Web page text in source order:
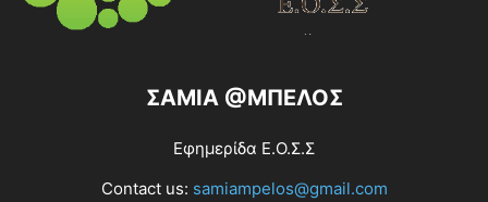
ΣΑΜΙΑ @ΜΠΕΛΟΣ
Εφημερίδα Ε.Ο.Σ.Σ
Contact us: samiampelos@gmail.com